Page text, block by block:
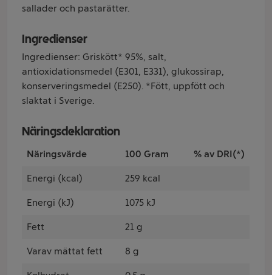
sallader och pastarätter.
Ingredienser
Ingredienser: Griskött* 95%, salt,
antioxidationsmedel (E301, E331), glukossirap,
konserveringsmedel (E250). *Fött, uppfött och
slaktat i Sverige.
Näringsdeklaration
Näringsvärde 100 Gram % av DRI(*)
Energi (kcal) 259 kcal
Energi (kJ) 1075 kJ
Fett 21 g
Varav mättat fett 8 g